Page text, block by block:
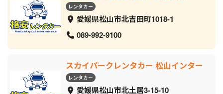
レンタカー
愛媛県松山市北吉田町1018-1
089-992-9100
スカイパークレンタカー 松山インター
レンタカー
愛媛県松山市北土居3-15-10